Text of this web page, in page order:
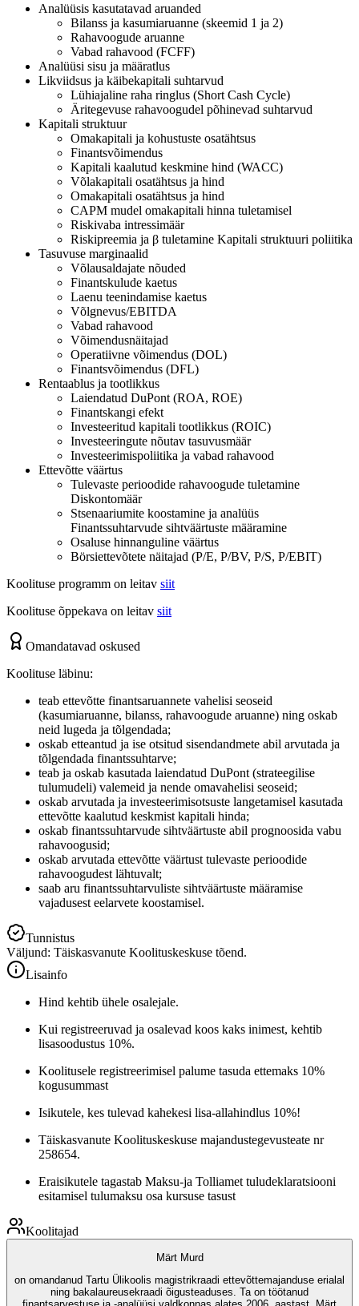
Analüüsis kasutatavad aruanded
Bilanss ja kasumiaruanne (skeemid 1 ja 2)
Rahavoogude aruanne
Vabad rahavood (FCFF)
Analüüsi sisu ja määratlus
Likviidsus ja käibekapitali suhtarvud
Lühiajaline raha ringlus (Short Cash Cycle)
Äritegevuse rahavoogudel põhinevad suhtarvud
Kapitali struktuur
Omakapitali ja kohustuste osatähtsus
Finantsvõimendus
Kapitali kaalutud keskmine hind (WACC)
Võlakapitali osatähtsus ja hind
Omakapitali osatähtsus ja hind
CAPM mudel omakapitali hinna tuletamisel
Riskivaba intressimäär
Riskipreemia ja β tuletamine Kapitali struktuuri poliitika
Tasuvuse marginaalid
Võlausaldajate nõuded
Finantskulude kaetus
Laenu teenindamise kaetus
Võlgnevus/EBITDA
Vabad rahavood
Võimendusnäitajad
Operatiivne võimendus (DOL)
Finantsvõimendus (DFL)
Rentaablus ja tootlikkus
Laiendatud DuPont (ROA, ROE)
Finantskangi efekt
Investeeritud kapitali tootlikkus (ROIC)
Investeeringute nõutav tasuvusmäär
Investeerimispoliitika ja vabad rahavood
Ettevõtte väärtus
Tulevaste perioodide rahavoogude tuletamine
Diskontomäär
Stsenaariumite koostamine ja analüüs
Finantssuhtarvude sihtväärtuste määramine
Osaluse hinnanguline väärtus
Börsiettevõtete näitajad (P/E, P/BV, P/S, P/EBIT)
Koolituse programm on leitav siit
Koolituse õppekava on leitav siit
Omandatavad oskused
Koolituse läbinu:
teab ettevõtte finantsaruannete vahelisi seoseid
(kasumiaruanne, bilanss, rahavoogude aruanne) ning oskab
neid lugeda ja tõlgendada;
oskab etteantud ja ise otsitud sisendandmete abil arvutada ja
tõlgendada finantssuhtarve;
teab ja oskab kasutada laiendatud DuPont (strateegilise
tulumudeli) valemeid ja nende omavahelisi seoseid;
oskab arvutada ja investeerimisotsuste langetamisel kasutada
ettevõtte kaalutud keskmist kapitali hinda;
oskab finantssuhtarvude sihtväärtuste abil prognoosida vabu
rahavoogusid;
oskab arvutada ettevõtte väärtust tulevaste perioodide
rahavoogudest lähtuvalt;
saab aru finantssuhtarvuliste sihtväärtuste määramise
vajadusest eelarvete koostamisel.
Tunnistus
Väljund: Täiskasvanute Koolituskeskuse tõend.
Lisainfo
Hind kehtib ühele osalejale.
Kui registreeruvad ja osalevad koos kaks inimest, kehtib
lisasoodustus 10%.
Koolitusele registreerimisel palume tasuda ettemaks 10%
kogusummast
Isikutele, kes tulevad kahekesi lisa-allahindlus 10%!
Täiskasvanute Koolituskeskuse majandustegevusteate nr
258654.
Eraisikutele tagastab Maksu-ja Tolliamet tuludeklaratsiooni
esitamisel tulumaksu osa kursuse tasust
Koolitajad
Märt Murd
on omandanud Tartu Ülikoolis magistrikraadi ettevõttemajanduse erialal
ning bakalaureusekraadi õigusteaduses. Ta on töötanud